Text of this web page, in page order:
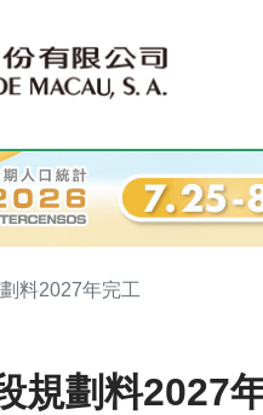
料2027年完工
規劃料2027